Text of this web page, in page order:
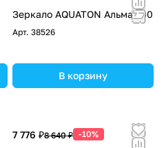
Зеркало AQUATON Альма 100
Арт. 38526
В корзину
7 776 ₽8 640 ₽ -10%